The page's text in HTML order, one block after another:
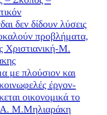
δεν δίδουν λύσεις
προβλήματα,
Χριστιανική-Μ.
με πλούσιον και
έργον-
οικονομικά το
Μ.Μηλιαράκη